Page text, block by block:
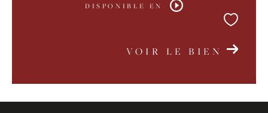
DISPONIBLE EN
VOIR LE BIEN